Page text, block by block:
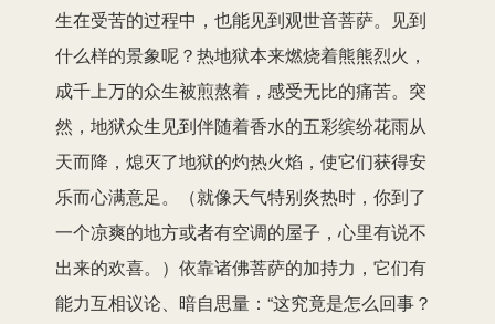
生在受苦的过程中，也能见到观世音菩萨。见到
什么样的景象呢？热地狱本来燃烧着熊熊烈火，
成千上万的众生被煎熬着，感受无比的痛苦。突
然，地狱众生见到伴随着香水的五彩缤纷花雨从
天而降，熄灭了地狱的灼热火焰，使它们获得安
乐而心满意足。（就像天气特别炎热时，你到了
一个凉爽的地方或者有空调的屋子，心里有说不
出来的欢喜。）依靠诸佛菩萨的加持力，它们有
能力互相议论、暗自思量：“这究竟是怎么回事？